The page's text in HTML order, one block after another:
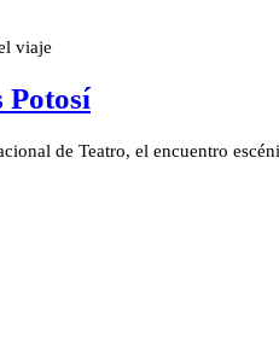
viaje
Potosí
de Teatro, el encuentro